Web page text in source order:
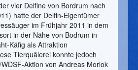
vier Delfine von Bordrum nach
hatte der Delfin-Eigentümer
im Frühjahr 2011 in dem
in der Nähe von Bodrum in
Käfig als Attraktion
Tierquälerei konnte jedoch
Aktion von Andreas Morlok